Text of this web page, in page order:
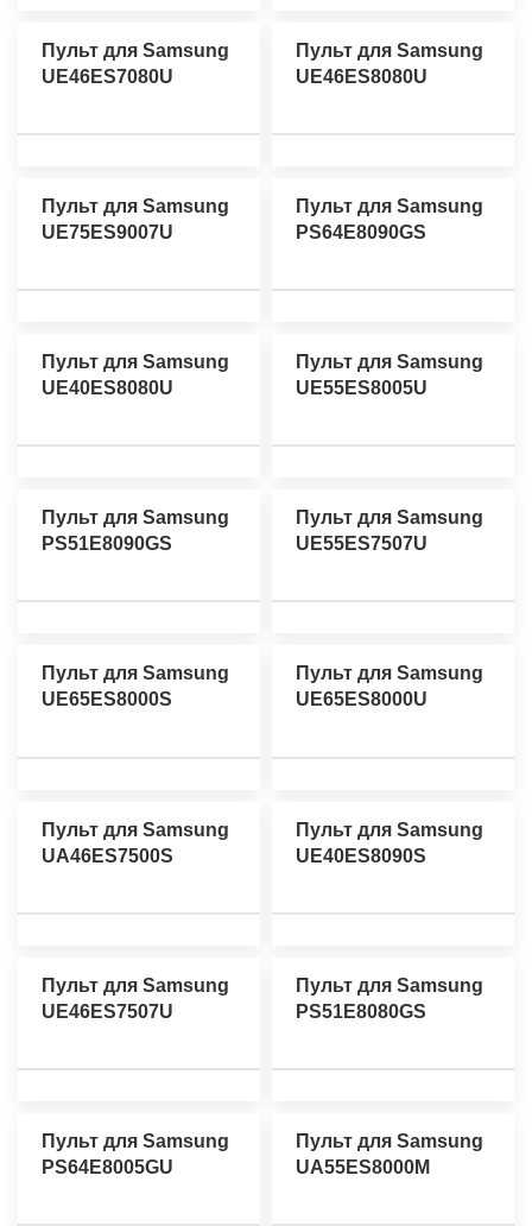
Пульт для Samsung
UE46ES7080U
Пульт для Samsung
UE46ES8080U
Пульт для Samsung
UE75ES9007U
Пульт для Samsung
PS64E8090GS
Пульт для Samsung
UE40ES8080U
Пульт для Samsung
UE55ES8005U
Пульт для Samsung
PS51E8090GS
Пульт для Samsung
UE55ES7507U
Пульт для Samsung
UE65ES8000S
Пульт для Samsung
UE65ES8000U
Пульт для Samsung
UA46ES7500S
Пульт для Samsung
UE40ES8090S
Пульт для Samsung
UE46ES7507U
Пульт для Samsung
PS51E8080GS
Пульт для Samsung
PS64E8005GU
Пульт для Samsung
UA55ES8000M